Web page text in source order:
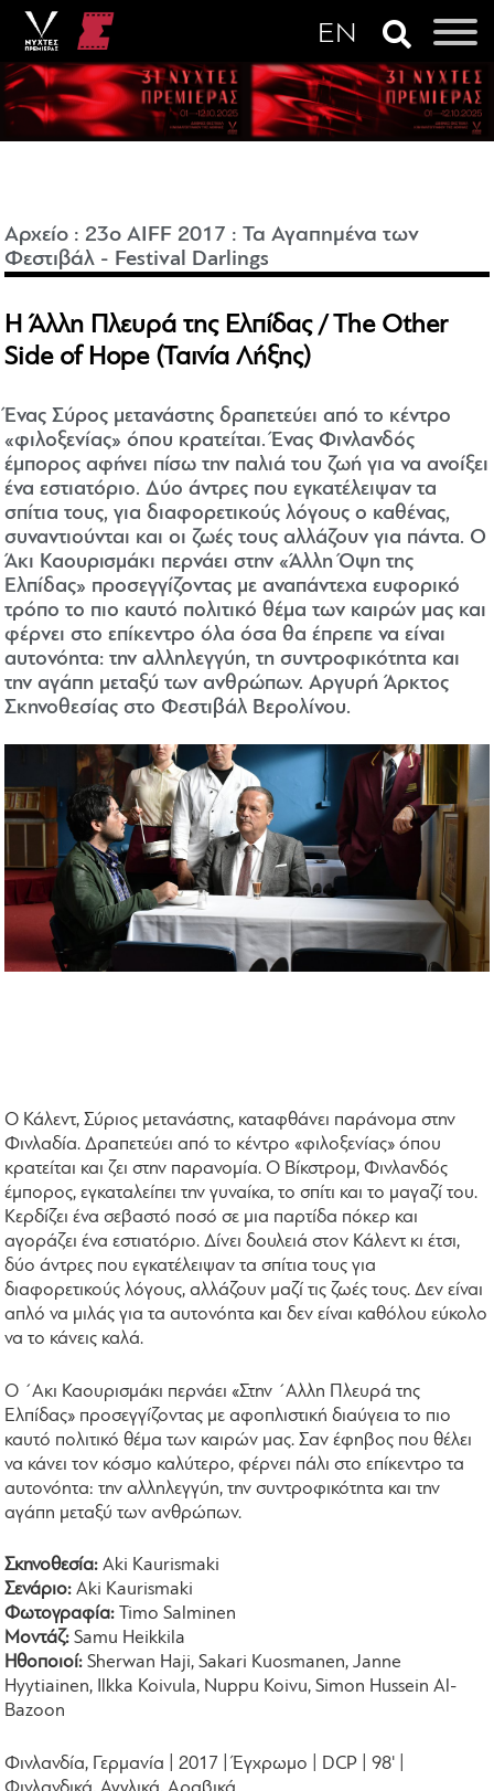
Αρχείο :23o AIFF 2017 :Τα Αγαπημένα των
Φεστιβάλ - Festival Darlings
Η Άλλη Πλευρά της Ελπίδας / The Other
Side of Hope (Ταινία Λήξης)
Ένας Σύρος μετανάστης δραπετεύει από το κέντρο
«φιλοξενίας» όπου κρατείται. Ένας Φινλανδός
έμπορος αφήνει πίσω την παλιά του ζωή για να ανοίξει
ένα εστιατόριο. Δύο άντρες που εγκατέλειψαν τα
σπίτια τους, για διαφορετικούς λόγους ο καθένας,
συναντιούνται και οι ζωές τους αλλάζουν για πάντα. Ο
Άκι Καουρισμάκι περνάει στην «Άλλη Όψη της
Ελπίδας» προσεγγίζοντας με αναπάντεχα ευφορικό
τρόπο το πιο καυτό πολιτικό θέμα των καιρών μας και
φέρνει στο επίκεντρο όλα όσα θα έπρεπε να είναι
αυτονόητα: την αλληλεγγύη, τη συντροφικότητα και
την αγάπη μεταξύ των ανθρώπων. Aργυρή Άρκτος
Σκηνοθεσίας στο Φεστιβάλ Βερολίνου.
Ο Κάλεντ, Σύριος μετανάστης, καταφθάνει παράνομα στην
Φινλαδία. Δραπετεύει από το κέντρο «φιλοξενίας» όπου
κρατείται και ζει στην παρανομία. Ο Βίκστρομ, Φινλανδός
έμπορος, εγκαταλείπει την γυναίκα, το σπίτι και το μαγαζί του.
Κερδίζει ένα σεβαστό ποσό σε μια παρτίδα πόκερ και
αγοράζει ένα εστιατόριο. Δίνει δουλειά στον Κάλεντ κι έτσι,
δύο άντρες που εγκατέλειψαν τα σπίτια τους για
διαφορετικούς λόγους, αλλάζουν μαζί τις ζωές τους. Δεν είναι
απλό να μιλάς για τα αυτονόητα και δεν είναι καθόλου εύκολο
να το κάνεις καλά.
Ο ΄Ακι Καουρισμάκι περνάει «Στην ΄Αλλη Πλευρά της
Ελπίδας» προσεγγίζοντας με αφοπλιστική διαύγεια το πιο
καυτό πολιτικό θέμα των καιρών μας. Σαν έφηβος που θέλει
να κάνει τον κόσμο καλύτερο, φέρνει πάλι στο επίκεντρο τα
αυτονόητα: την αλληλεγγύη, την συντροφικότητα και την
αγάπη μεταξύ των ανθρώπων.
Σκηνοθεσία: Aki Kaurismaki
Σενάριο: Aki Kaurismaki
Φωτογραφία: Timo Salminen
Μοντάζ: Samu Heikkila
Ηθοποιοί: Sherwan Haji, Sakari Kuosmanen, Janne
Hyytiainen, Ilkka Koivula, Nuppu Koivu, Simon Hussein Al-
Bazoon
Φινλανδία, Γερμανία | 2017 | Έγχρωμο | DCP | 98' |